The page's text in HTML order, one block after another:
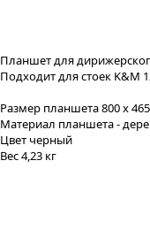
Планшет для
Подходит для стоек K&M
Размер планшета 800 х
Материал планшета -
Цвет черный
Вес 4,23 кг